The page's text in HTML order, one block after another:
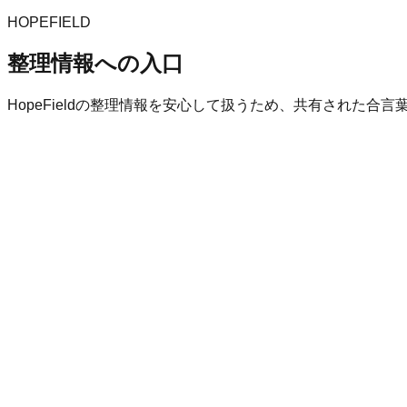
HOPEFIELD
整理情報への入口
HopeFieldの整理情報を安心して扱うため、共有された合言